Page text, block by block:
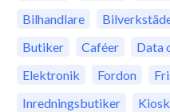
Bilhandlare
Butiker
Caféer Data
Elektronik
Fordon
Inredningsbutiker
Kiosk